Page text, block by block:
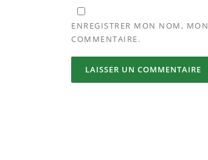
ENREGISTRER MON NOM,
COMMENTAIRE.